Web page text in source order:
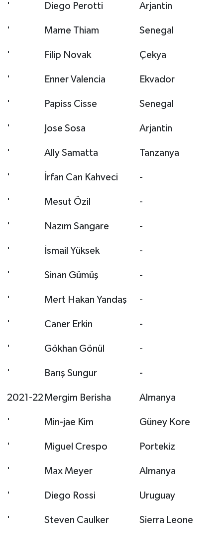
' Diego Perotti Arjantin
' Mame Thiam Senegal
' Filip Novak Çekya
' Enner Valencia Ekvador
' Papiss Cisse Senegal
' Jose Sosa Arjantin
' Ally Samatta Tanzanya
' İrfan Can Kahveci -
' Mesut Özil -
' Nazım Sangare -
' İsmail Yüksek -
' Sinan Gümüş -
' Mert Hakan Yandaş -
' Caner Erkin -
' Gökhan Gönül -
' Barış Sungur -
2021-22Mergim Berisha Almanya
' Min-jae Kim Güney Kore
' Miguel Crespo Portekiz
' Max Meyer Almanya
' Diego Rossi Uruguay
' Steven Caulker Sierra Leone